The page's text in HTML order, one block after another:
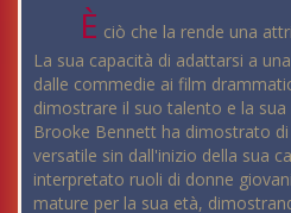
È ciò che la rende una
La sua capacità di adattarsi a
dalle commedie ai film
dimostrare il suo talento e la
Brooke Bennett ha dimostrato
versatile sin dall'inizio della sua
interpretato ruoli di donne
mature per la sua età,